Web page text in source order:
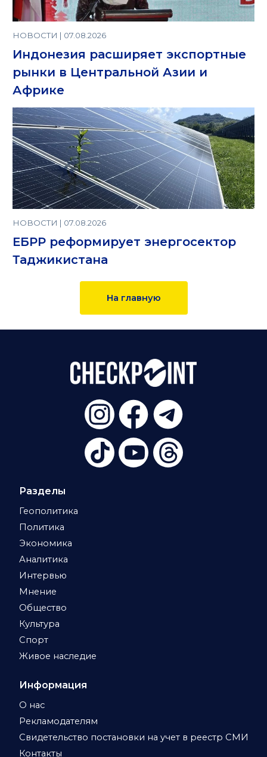
НОВОСТИ | 07.08.2026
Индонезия расширяет экспортные
рынки в Центральной Азии и
Африке
НОВОСТИ | 07.08.2026
ЕБРР реформирует энергосектор
Таджикистана
На главную
Разделы
Геополитика
Политика
Экономика
Аналитика
Интервью
Мнение
Общество
Культура
Спорт
Живое наследие
Информация
О нас
Рекламодателям
Свидетельство постановки на учет в реестр СМИ
Контакты